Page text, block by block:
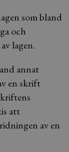
som bland
och
lagen.
annat
en skrift
att
av en